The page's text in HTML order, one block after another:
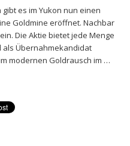
es im Yukon nun einen
Goldmine eröffnet. Nachbar
Die Aktie bietet jede Menge
als Übernahmekandidat
modernen Goldrausch im …